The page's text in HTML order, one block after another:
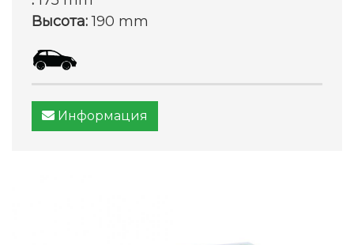
Высота:190 mm
Информация